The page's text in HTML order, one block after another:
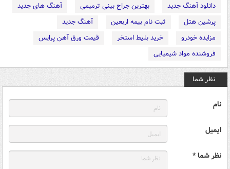
دانلود آهنگ جدید
بهترین جراح بینی ترمیمی
آهنگ های جدید
پرشین هتل
ثبت نام بیمه اربعین
آهنگ جدید
مزایده خودرو
خرید بلیط استخر
قیمت ورق آهن پرایس
فروشنده مواد شیمیایی
نظر شما
نام
ایمیل
نظر شما *